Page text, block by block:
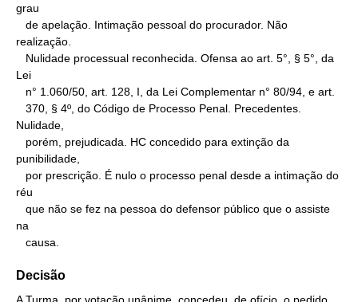
grau
realização.
Lei
Nulidade,
punibilidade,
réu
na
   causa.
Decisão